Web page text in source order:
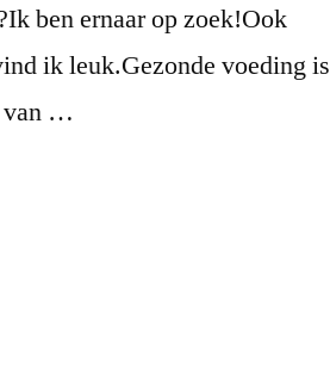
ben ernaar op zoek!Ook
ik leuk.Gezonde voeding is
van …